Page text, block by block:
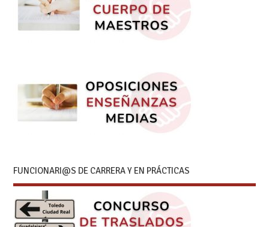
FUNCIONARI@S DE CARRERA Y EN PRÁCTICAS